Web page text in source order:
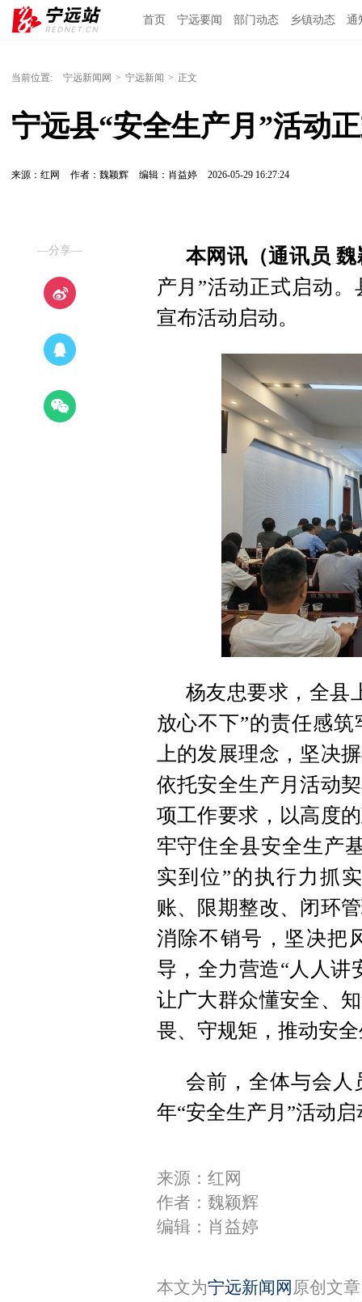
首页 宁远要闻 部门动态 乡镇动态 通
当前位置: 宁远新闻网 > 宁远新闻 > 正文
宁远县“安全生产月”活动
来源：红网 作者：魏颖辉 编辑：肖益婷 2026-05-29 16:27:24
—分享—
本网讯（通讯员
产月”活动正式启动
宣布活动启动。
杨友忠要求，全县
放心不下”的责任感
上的发展理念，坚决
依托安全生产月活动
项工作要求，以高度
牢守住全县安全生产
实到位”的执行力抓
账、限期整改、闭环
消除不销号，坚决把
导，全力营造“人人讲
让广大群众懂安全、
畏、守规矩，推动安
会前，全体与会人
年“安全生产月”活动
来源：红网
作者：魏颖辉
编辑：肖益婷
本文为宁远新闻网 原创文